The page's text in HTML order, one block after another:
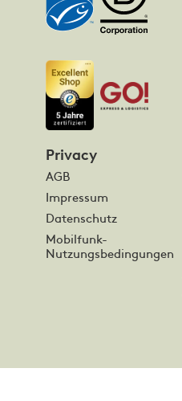
Privacy
AGB
Impressum
Datenschutz
Mobilfunk-
Nutzungsbedingungen